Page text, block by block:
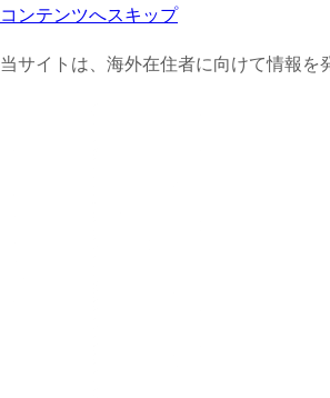
コンテンツへスキップ
当サイトは、海外在住者に向けて情報を